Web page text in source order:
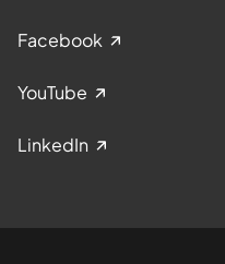
Facebook
YouTube
LinkedIn